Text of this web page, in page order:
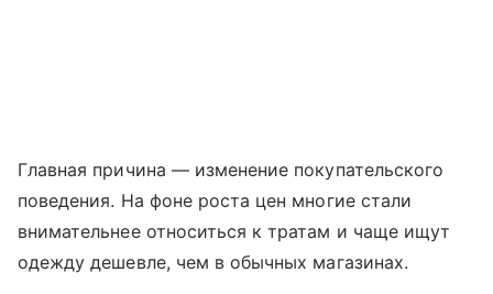
Главная причина — изменение покупательского
поведения. На фоне роста цен многие стали
внимательнее относиться к тратам и чаще ищут
одежду дешевле, чем в обычных магазинах.